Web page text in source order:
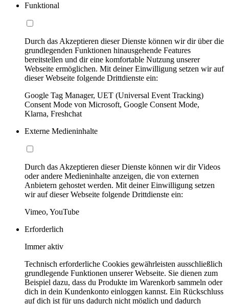
Funktional
Durch das Akzeptieren dieser Dienste können wir dir über die
grundlegenden Funktionen hinausgehende Features
bereitstellen und dir eine komfortable Nutzung unserer
Webseite ermöglichen. Mit deiner Einwilligung setzen wir auf
dieser Webseite folgende Drittdienste ein:
Google Tag Manager, UET (Universal Event Tracking)
Consent Mode von Microsoft, Google Consent Mode,
Klarna, Freshchat
Externe Medieninhalte
Durch das Akzeptieren dieser Dienste können wir dir Videos
oder andere Medieninhalte anzeigen, die von externen
Anbietern gehostet werden. Mit deiner Einwilligung setzen
wir auf dieser Webseite folgende Drittdienste ein:
Vimeo, YouTube
Erforderlich
Immer aktiv
Technisch erforderliche Cookies gewährleisten ausschließlich
grundlegende Funktionen unserer Webseite. Sie dienen zum
Beispiel dazu, dass du Produkte im Warenkorb sammeln oder
dich in dein Kundenkonto einloggen kannst. Ein Rückschluss
auf dich ist für uns dadurch nicht möglich und dadurch